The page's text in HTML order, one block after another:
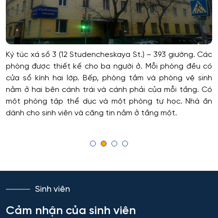
Voronezh
Krasnodar
Belgorod
Ulyanovsk
Bảo mật công nghệ thông tin trong thực thi pháp luật
Bảo mật máy tính
Bảo mật thông tin
Bảo mật thông tin của hệ thống tự động
Bảo mật thông tin của hệ thống viễn thông
Bảo trì kỹ thuật và khai thác thiết bị vô tuyến điện tử
Chuẩn hóa và đo lường
Chính sách công và khoa học xã hội
Ký túc xá số 3 (12 Studencheskaya St.) – 393 giường. Các
phòng được thiết kế cho ba người ở. Mỗi phòng đều có
cửa sổ kính hai lớp. Bếp, phòng tắm và phòng vệ sinh
nằm ở hai bên cánh trái và cánh phải của mỗi tầng. Có
một phòng tập thể dục và một phòng tự học. Nhà ăn
dành cho sinh viên và căng tin nằm ở tầng một.
Sinh viên
Cảm nhận của sinh viên